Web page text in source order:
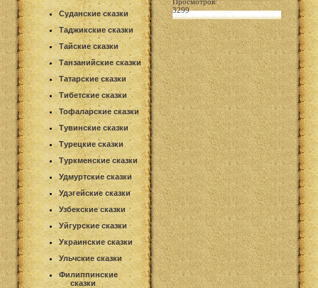
Суданские сказки
Таджикские сказки
Тайские сказки
Танзанийские сказки
Татарские сказки
Тибетские сказки
Тофаларские сказки
Тувинские сказки
Турецкие сказки
Туркменские сказки
Удмуртские сказки
Удэгейские сказки
Узбекские сказки
Уйгурские сказки
Украинские сказки
Ульчские сказки
Филиппинские
сказки
3299